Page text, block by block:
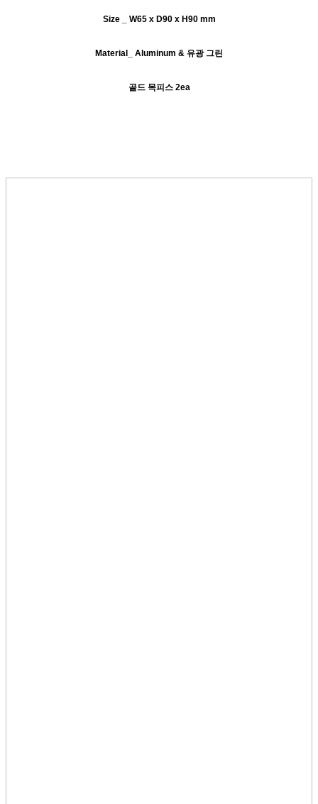
Size _ W65 x D90 x H90 mm
Material_ Aluminum & 유광 그린
골드 목피스 2ea